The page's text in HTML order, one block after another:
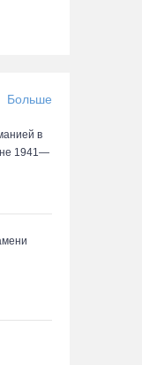
Больше
в
1941—